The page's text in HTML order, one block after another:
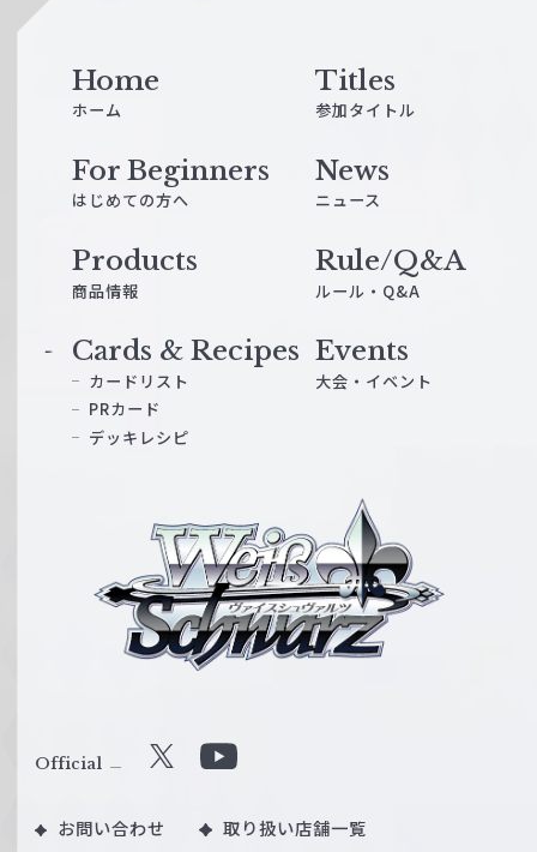
ス
ル
W
Home
ホーム
Titles
参加タイトル
For Beginners
はじめての方へ
News
ニュース
Products
商品情報
Cards & Recipes
カードリスト
PRカード
デッキレシピ
Events
大会・イベント
Rule/Q&A
ルール・Q&A
Official X
u
お問い合わせ 取り扱い店舗一覧